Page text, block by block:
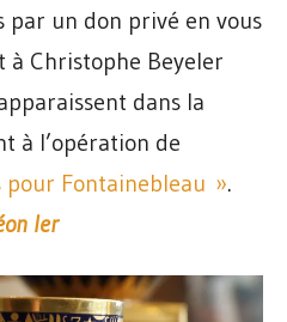
par un don privé en vous
Christophe Beyeler
dans la
à l’opération de
pour Fontainebleau ».
Ier